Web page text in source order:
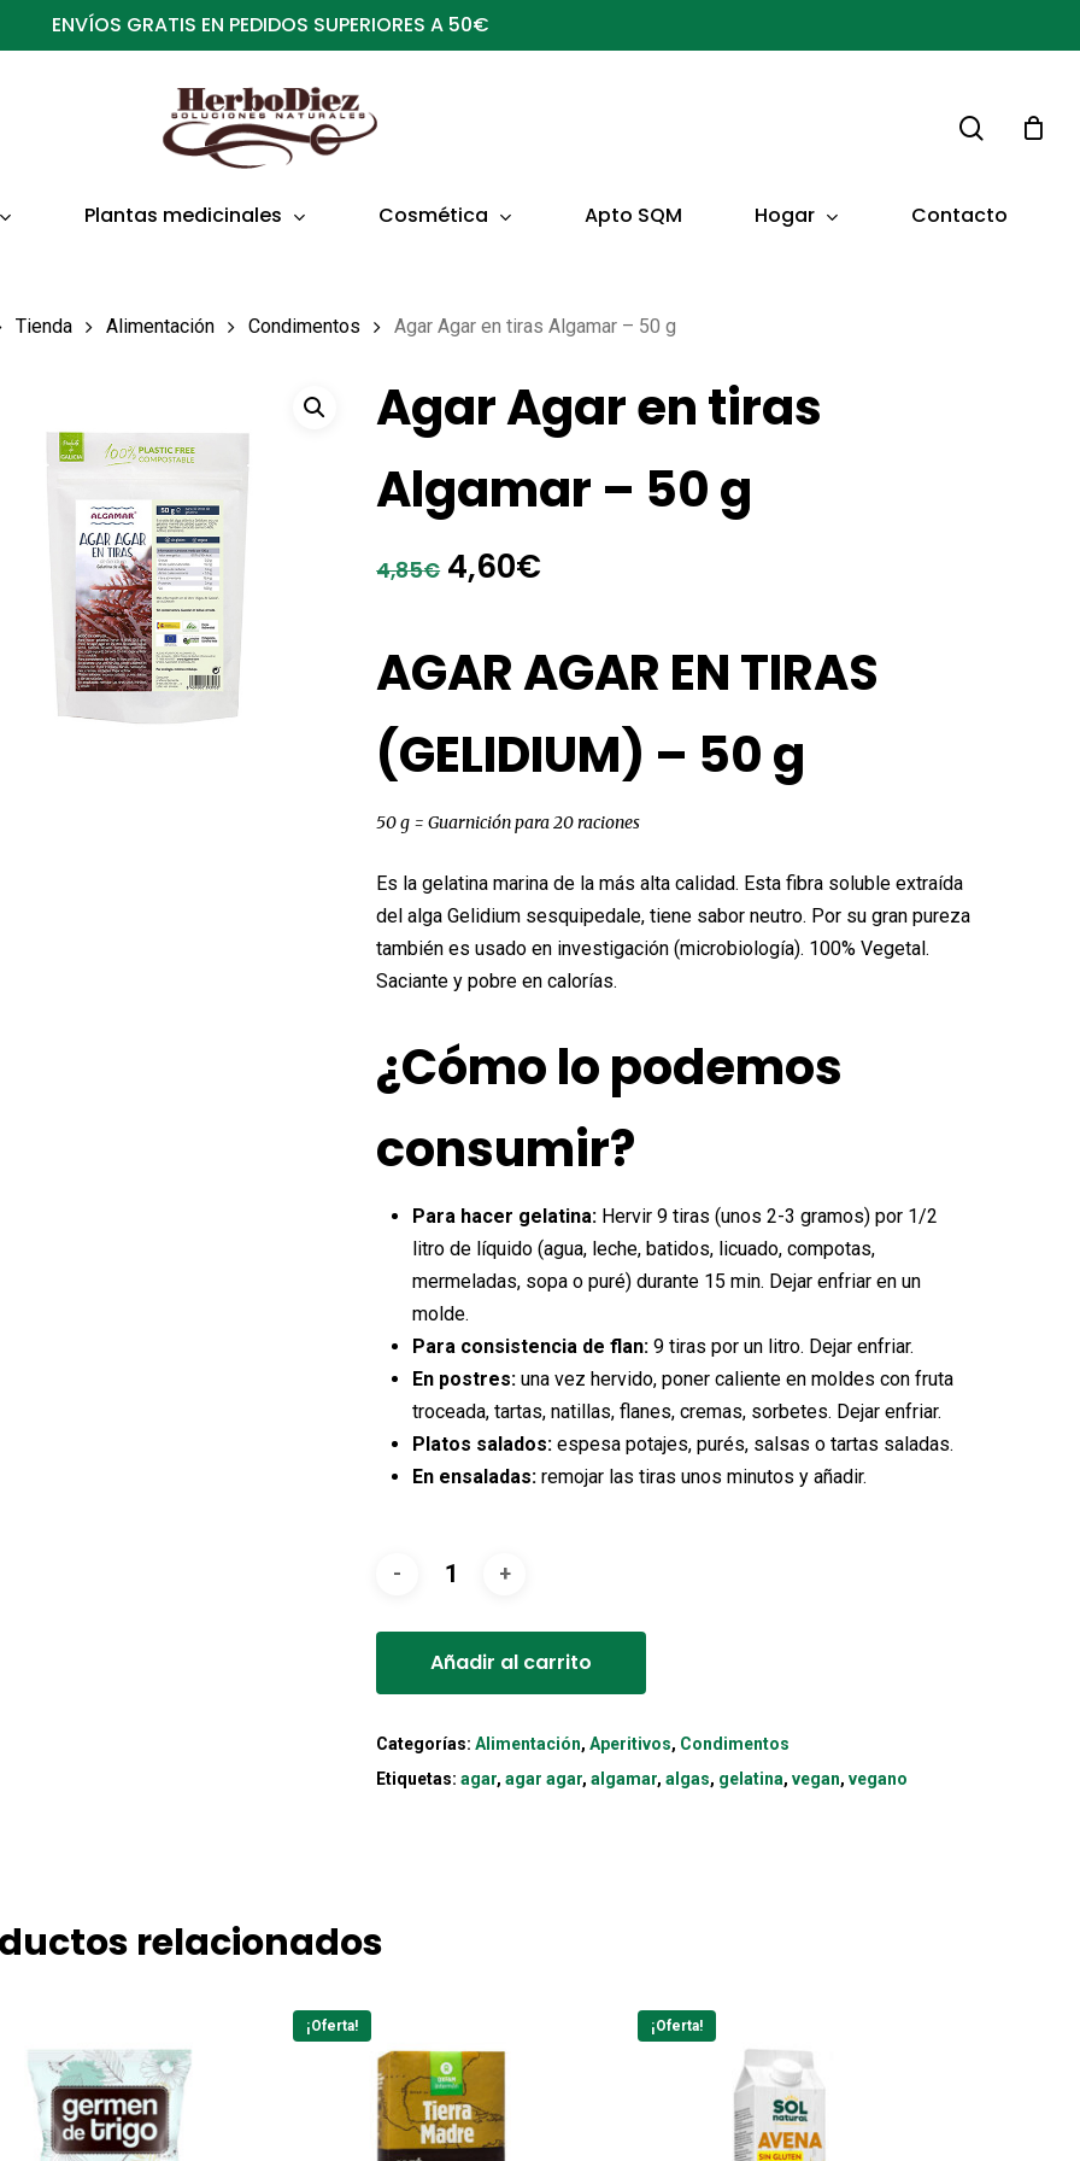
ENVÍOS GRATIS EN PEDIDOS SUPERIORES A 50€
Plantas medicinales Cosmética Apto SQM Hogar Contacto
Tienda Alimentación Condimentos Agar Agar en tiras Algamar – 50 g
Agar Agar en tiras
Algamar – 50 g
4,85€ El
original
era:
4,85€.
4,60€
actual
es:
4,60€.
AGAR AGAR EN TIRAS
(GELIDIUM) – 50 g
50 g = Guarnición para 20 raciones
Es la gelatina marina de la más alta calidad. Esta fibra soluble extraída
del alga Gelidium sesquipedale, tiene sabor neutro. Por su gran pureza
también es usado en investigación (microbiología). 100% Vegetal.
Saciante y pobre en calorías.
¿Cómo lo podemos
consumir?
Para hacer gelatina: Hervir 9 tiras (unos 2-3 gramos) por 1/2
litro de líquido (agua, leche, batidos, licuado, compotas,
mermeladas, sopa o puré) durante 15 min. Dejar enfriar en un
molde.
Para consistencia de flan:9 tiras por un litro. Dejar enfriar.
En postres:una vez hervido, poner caliente en moldes con fruta
troceada, tartas, natillas, flanes, cremas, sorbetes. Dejar enfriar.
Platos salados:espesa potajes, purés, salsas o tartas saladas.
En ensaladas:remojar las tiras unos minutos y añadir.
Añadir al carrito
Categorías:Alimentación,Aperitivos, Condimentos
Etiquetas:agar,agar agar,algamar,algas, gelatina,vegan,vegano
relacionados
¡Oferta! ¡Oferta!